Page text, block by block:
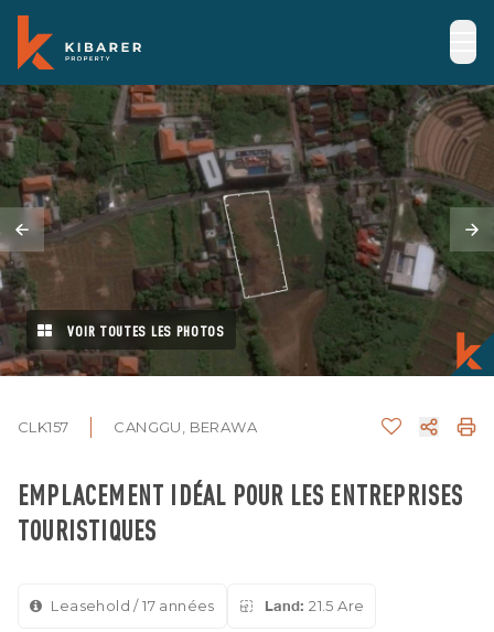
VOIR TOUTES LES PHOTOS
CLK157 CANGGU, BERAWA
EMPLACEMENT IDÉAL POUR LES ENTREPRISES
TOURISTIQUES
Leasehold / 17 années Land: 21.5 Are